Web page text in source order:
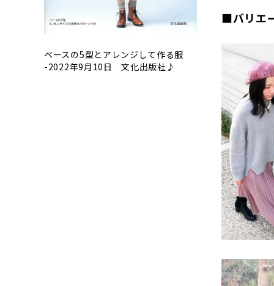
■バリエ
ベースの5型とアレンジして作る服
-2022年9月10日 文化出版社♪